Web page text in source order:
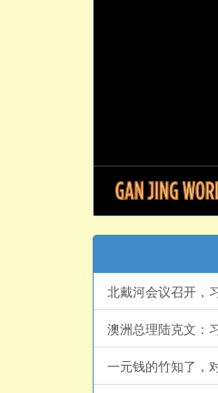
北戴河会议召开，
澳洲总理陆克文：
一元钱的竹知了，